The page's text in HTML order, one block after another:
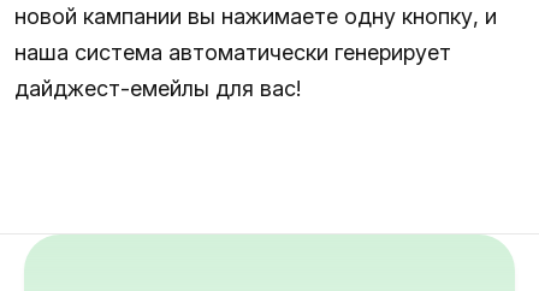
новой кампании вы нажимаете одну кнопку, и
наша система автоматически генерирует
дайджест-емейлы для вас!